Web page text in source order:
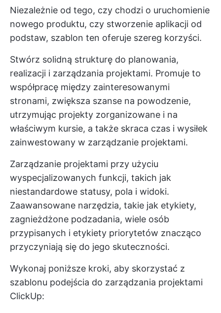
Niezależnie od tego, czy chodzi o uruchomienie
nowego produktu, czy stworzenie aplikacji od
podstaw, szablon ten oferuje szereg korzyści.
Stwórz solidną strukturę do planowania,
realizacji i zarządzania projektami. Promuje to
współpracę między zainteresowanymi
stronami, zwiększa szanse na powodzenie,
utrzymując projekty zorganizowane i na
właściwym kursie, a także skraca czas i wysiłek
zainwestowany w zarządzanie projektami.
Zarządzanie projektami przy użyciu
wyspecjalizowanych funkcji, takich jak
niestandardowe statusy, pola i widoki.
Zaawansowane narzędzia, takie jak etykiety,
zagnieżdżone podzadania, wiele osób
przypisanych i etykiety priorytetów znacząco
przyczyniają się do jego skuteczności.
Wykonaj poniższe kroki, aby skorzystać z
szablonu podejścia do zarządzania projektami
ClickUp: